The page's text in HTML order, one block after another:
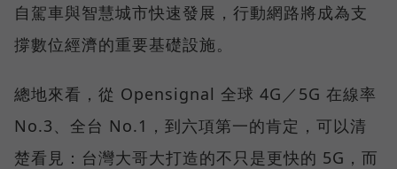
自駕車與智慧城市快速發展，行動網路將成為支
撐數位經濟的重要基礎設施。
總地來看，從 Opensignal 全球 4G／5G 在線率
No.3、全台 No.1，到六項第一的肯定，可以清
楚看見：台灣大哥大打造的不只是更快的 5G，而